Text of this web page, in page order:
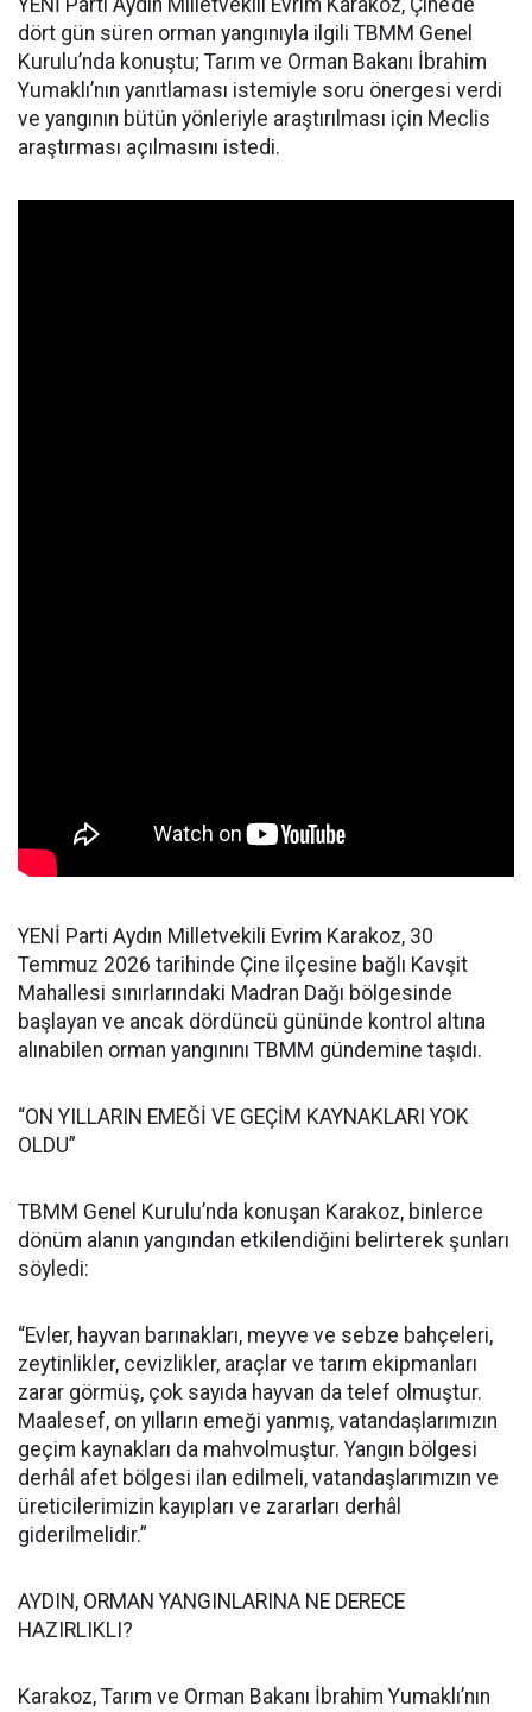
YENİ Parti Aydın Milletvekili Evrim Karakoz, Çine’de
dört gün süren orman yangınıyla ilgili TBMM Genel
Kurulu’nda konuştu; Tarım ve Orman Bakanı İbrahim
Yumaklı’nın yanıtlaması istemiyle soru önergesi verdi
ve yangının bütün yönleriyle araştırılması için Meclis
araştırması açılmasını istedi.
YENİ Parti Aydın Milletvekili Evrim Karakoz, 30
Temmuz 2026 tarihinde Çine ilçesine bağlı Kavşit
Mahallesi sınırlarındaki Madran Dağı bölgesinde
başlayan ve ancak dördüncü gününde kontrol altına
alınabilen orman yangınını TBMM gündemine taşıdı.
“ON YILLARIN EMEĞİ VE GEÇİM KAYNAKLARI YOK
OLDU”
TBMM Genel Kurulu’nda konuşan Karakoz, binlerce
dönüm alanın yangından etkilendiğini belirterek şunları
söyledi:
“Evler, hayvan barınakları, meyve ve sebze bahçeleri,
zeytinlikler, cevizlikler, araçlar ve tarım ekipmanları
zarar görmüş, çok sayıda hayvan da telef olmuştur.
Maalesef, on yılların emeği yanmış, vatandaşlarımızın
geçim kaynakları da mahvolmuştur. Yangın bölgesi
derhâl afet bölgesi ilan edilmeli, vatandaşlarımızın ve
üreticilerimizin kayıpları ve zararları derhâl
giderilmelidir.”
AYDIN, ORMAN YANGINLARINA NE DERECE
HAZIRLIKLI?
Karakoz, Tarım ve Orman Bakanı İbrahim Yumaklı’nın